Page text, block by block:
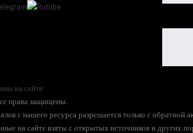
на сайте
права защищены.
с нашего ресурса разрешается только с обратной
на сайте взяты с открытых источников и других